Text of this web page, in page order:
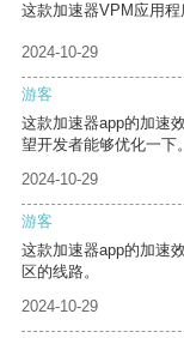
这款加速器VPM应用程
2024-10-29
游客
这款加速器app的加速
望开发者能够优化一下。
2024-10-29
游客
这款加速器app的加速
区的线路。
2024-10-29